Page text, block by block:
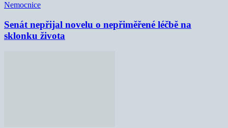
Nemocnice
Senát nepřijal novelu o nepřiměřené léčbě na
sklonku života